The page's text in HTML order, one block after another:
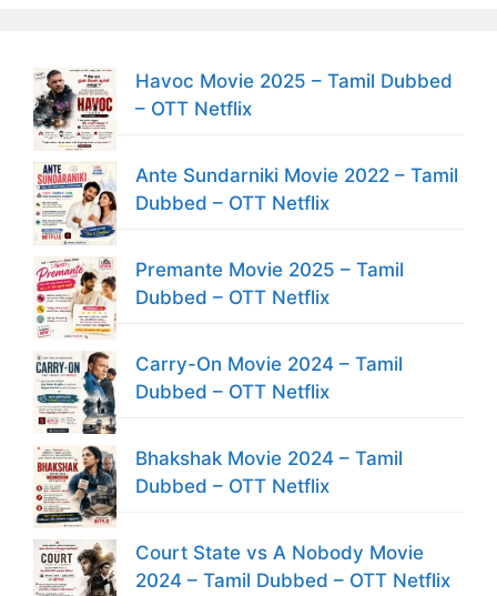
Havoc Movie 2025 – Tamil Dubbed
– OTT Netflix
Ante Sundarniki Movie 2022 – Tamil
Dubbed – OTT Netflix
Premante Movie 2025 – Tamil
Dubbed – OTT Netflix
Carry-On Movie 2024 – Tamil
Dubbed – OTT Netflix
Bhakshak Movie 2024 – Tamil
Dubbed – OTT Netflix
Court State vs A Nobody Movie
2024 – Tamil Dubbed – OTT Netflix